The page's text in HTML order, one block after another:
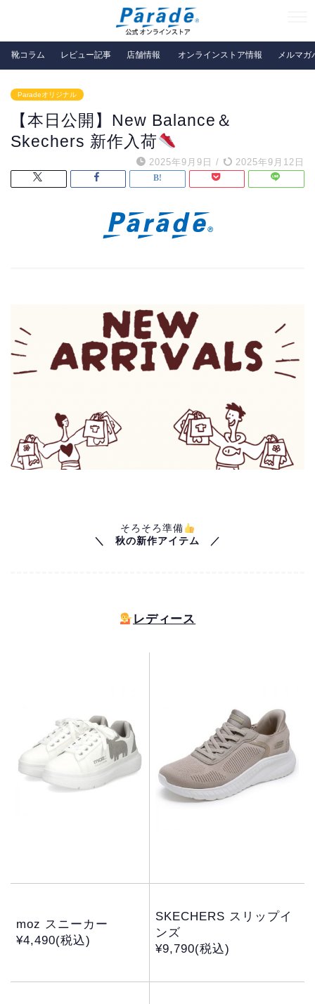
靴コラム レビュー記事 店舗情報 オンラインストア情報 メルマガ
Paradeオリジナル
【本日公開】New Balance＆
Skechers 新作入荷
2025年9月9日 / 2025年9月12日
そろそろ準備
＼　秋の新作アイテム　／
レディース
moz スニーカー
¥4,490(税込)
SKECHERS スリップイ
ンズ
¥9,790(税込)